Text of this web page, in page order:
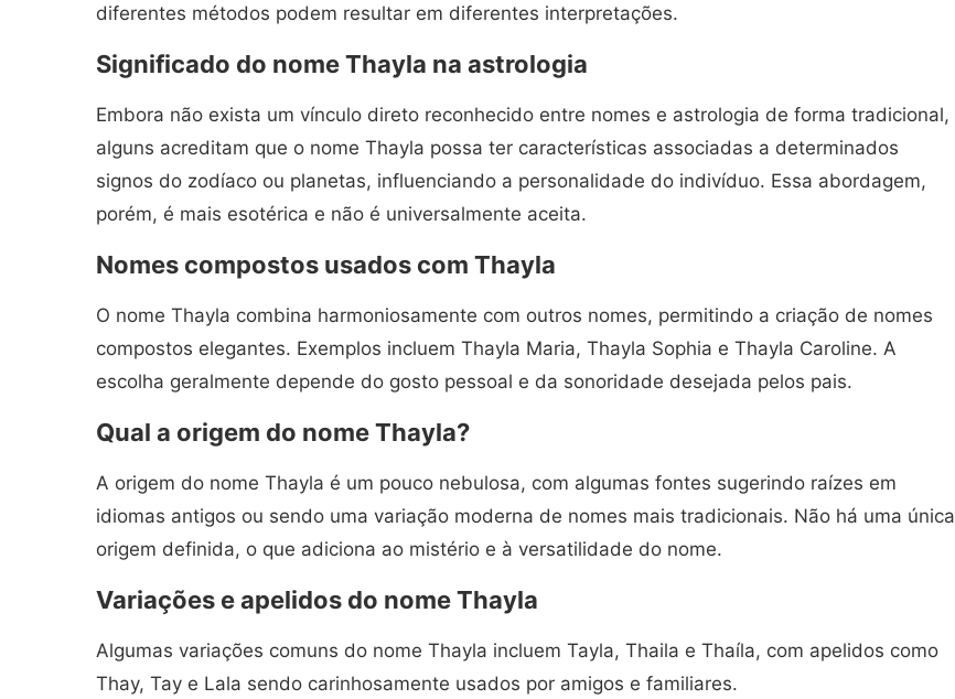
diferentes métodos podem resultar em diferentes interpretações.
Significado do nome Thayla na astrologia
Embora não exista um vínculo direto reconhecido entre nomes e astrologia de forma tradicional,
alguns acreditam que o nome Thayla possa ter características associadas a determinados
signos do zodíaco ou planetas, influenciando a personalidade do indivíduo. Essa abordagem,
porém, é mais esotérica e não é universalmente aceita.
Nomes compostos usados com Thayla
O nome Thayla combina harmoniosamente com outros nomes, permitindo a criação de nomes
compostos elegantes. Exemplos incluem Thayla Maria, Thayla Sophia e Thayla Caroline. A
escolha geralmente depende do gosto pessoal e da sonoridade desejada pelos pais.
Qual a origem do nome Thayla?
A origem do nome Thayla é um pouco nebulosa, com algumas fontes sugerindo raízes em
idiomas antigos ou sendo uma variação moderna de nomes mais tradicionais. Não há uma única
origem definida, o que adiciona ao mistério e à versatilidade do nome.
Variações e apelidos do nome Thayla
Algumas variações comuns do nome Thayla incluem Tayla, Thaila e Thaíla, com apelidos como
Thay, Tay e Lala sendo carinhosamente usados por amigos e familiares.